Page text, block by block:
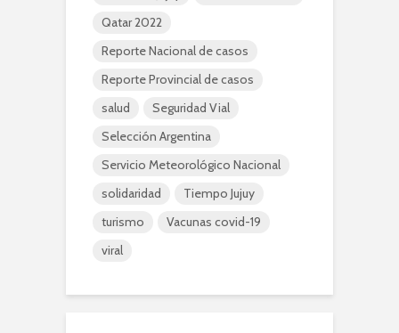
Qatar 2022
Reporte Nacional de casos
Reporte Provincial de casos
salud
Seguridad Vial
Selección Argentina
Servicio Meteorológico Nacional
solidaridad
Tiempo Jujuy
turismo
Vacunas covid-19
viral